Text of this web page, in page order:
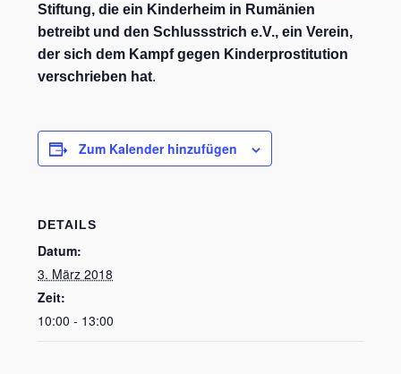
Stiftung, die ein Kinderheim in Rumänien
betreibt und den Schlussstrich e.V., ein Verein,
der sich dem Kampf gegen Kinderprostitution
verschrieben hat.
Zum Kalender hinzufügen
DETAILS
Datum:
3. März 2018
Zeit:
10:00 - 13:00